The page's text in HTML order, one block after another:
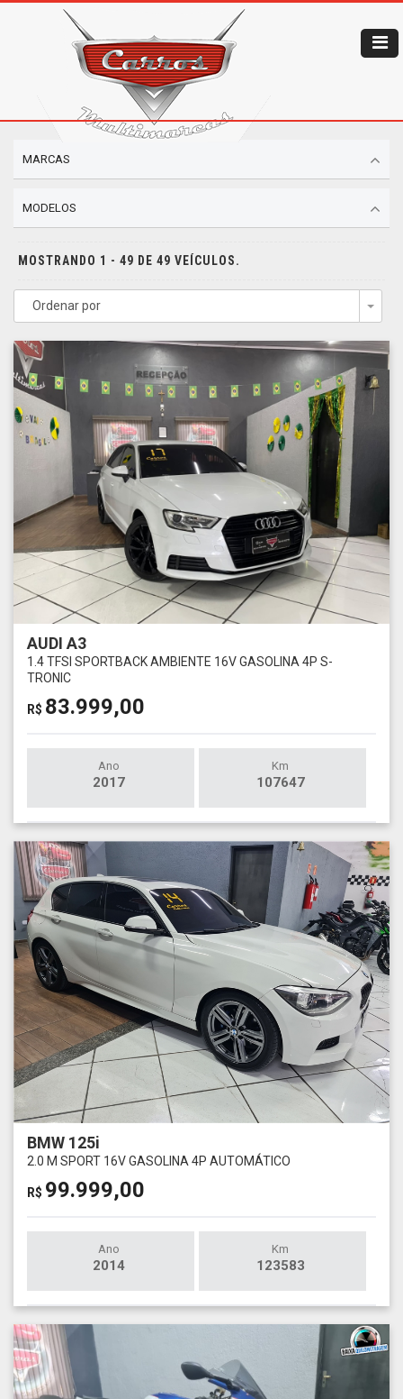
MARCAS
MODELOS
MOSTRANDO 1 - 49 DE 49 VEÍCULOS.
Ordenar por
AUDI A3
1.4 TFSI SPORTBACK AMBIENTE 16V GASOLINA 4P S-
TRONIC
R$ 83.999,00
Ano
2017
Km
107647
BMW 125i
2.0 M SPORT 16V GASOLINA 4P AUTOMÁTICO
R$ 99.999,00
Ano
2014
Km
123583